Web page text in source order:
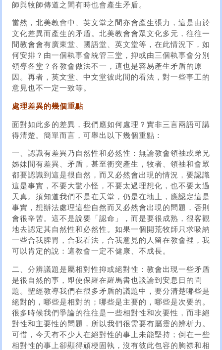
師與牧師傳道之間有時也會產生矛盾。
當然，北美教會中、英文堂之間亦會產生張力，這是由於
文化差異而產生的矛盾。北美教會會眾文化多元，往往一
間教會會有廣東堂、國語堂、英文堂等，在此情況下，如
何安排？由一個執事會統管三堂，抑或由三個執事會分別
領導各堂？各教會做法不一，這也是容易產生矛盾的原
因。再者，英文堂、中文堂彼此間的看法，對一些事工的
意見也不一定一致等。
處理差異的幾個重點
面對如此多的差異，我們應如何處理？實非三言兩語可講
得清楚。簡單而言，可舉出以下幾個重點：
一、認識有差異乃自然性和必然性：無論教會領袖或弟兄
姊妹間有差異、矛盾，甚至衝突產生，牧者、領袖和會眾
都要認識到這是很自然，而又必然會出現的情況，要認識
這是事實，不要大驚小怪，不要太過理想化，也不要太過
天真。須知道我們不是在天堂，仍是在地上，應認定這是
事實，想辦法處理這些自然而又必然會出現的問題，否則
會很辛苦。這不是說要「認命」，而是要很成熟，很客觀
地去認定其自然性和必然性。如果一個開荒牧師只求吸納
一些合我脾胃，合我看法，合我意見的人留在教會裡，我
可以肯定的說：這教會一定不健康、不成長。
二、分辨議題是屬相對性抑或絕對性：教會出現一些矛盾
是很自然的事，即使保羅在羅馬書也談論到安息日的問
題。聖經教導我們在很多矛盾的議題中，要分清楚哪些是
絕對的，哪些是相對的；哪些是主要的，哪些是次要的。
很多時候我們爭論的往往是一些相對性和次要性，而非絕
對性和主要性的問題，所以我們很需要有屬靈的辨析力。
可惜，今天有不少人在絕對性的事上未能堅持；倒在一些
相對性的事上卻顯得頑梗固執，沒有彼此包容的胸襟和相